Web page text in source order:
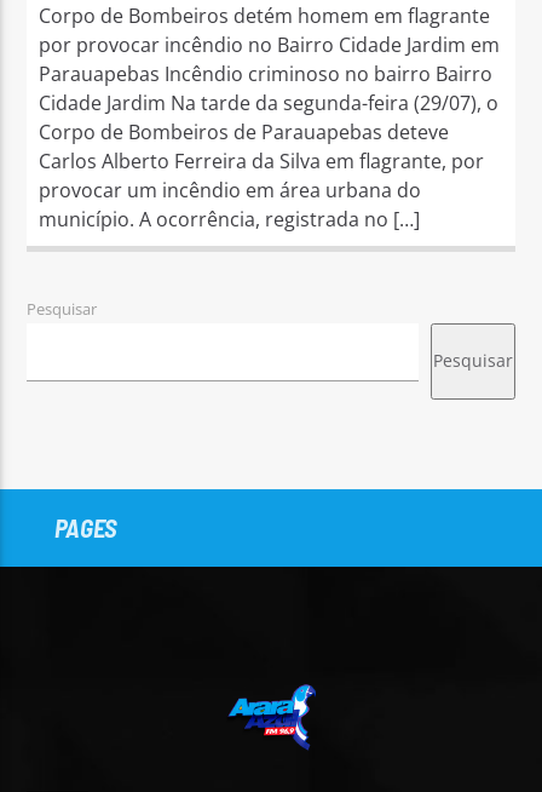
Corpo de Bombeiros detém homem em flagrante
por provocar incêndio no Bairro Cidade Jardim em
Parauapebas Incêndio criminoso no bairro Bairro
Cidade Jardim Na tarde da segunda-feira (29/07), o
Corpo de Bombeiros de Parauapebas deteve
Carlos Alberto Ferreira da Silva em flagrante, por
provocar um incêndio em área urbana do
município. A ocorrência, registrada no […]
Pesquisar
Pesquisar
PAGES